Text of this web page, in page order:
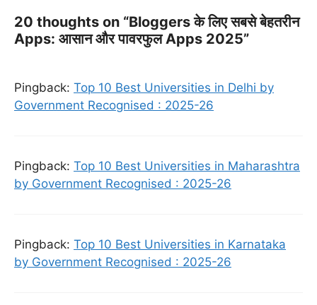
20 thoughts on “Bloggers के लिए सबसे बेहतरीन
Apps: आसान और पावरफुल Apps 2025”
Pingback: Top 10 Best Universities in Delhi by
Government Recognised : 2025-26
Pingback: Top 10 Best Universities in Maharashtra
by Government Recognised : 2025-26
Pingback: Top 10 Best Universities in Karnataka
by Government Recognised : 2025-26